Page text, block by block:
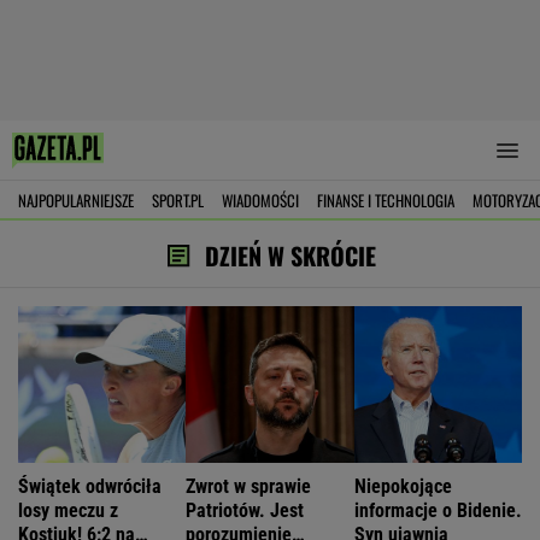
NAJPOPULARNIEJSZE SPORT.PL WIADOMOŚCI FINANSE I TECHNOLOGIA
DZIEŃ W SKRÓCIE
Świątek odwróciła
losy meczu z
Kostiuk! 6:2 na
Zwrot w sprawie
Patriotów. Jest
porozumienie
Niepokojące
informacje o Bidenie.
Syn ujawnia